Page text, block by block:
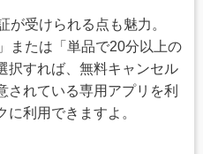
が受けられる点も魅力。
または「単品で20分以上の
択すれば、無料キャンセル
されている専用アプリを利
利用できますよ。